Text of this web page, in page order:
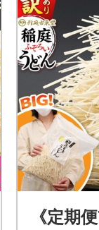
《定期